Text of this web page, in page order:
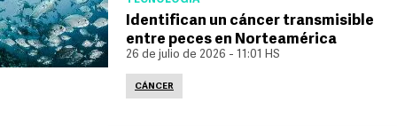
Identifican un cáncer transmisible
entre peces en Norteamérica
26 de julio de 2026 - 11:01 HS
CÁNCER